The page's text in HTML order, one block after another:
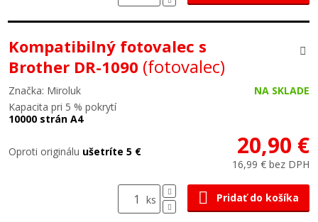
Kompatibilný fotovalec s
Brother DR-1090 (fotovalec)
Značka: Miroluk
NA SKLADE
Kapacita pri 5 % pokrytí
10000 strán A4
Oproti originálu ušetríte 5 € 20,90 €
16,99 € bez DPH
ks Pridať do košíka